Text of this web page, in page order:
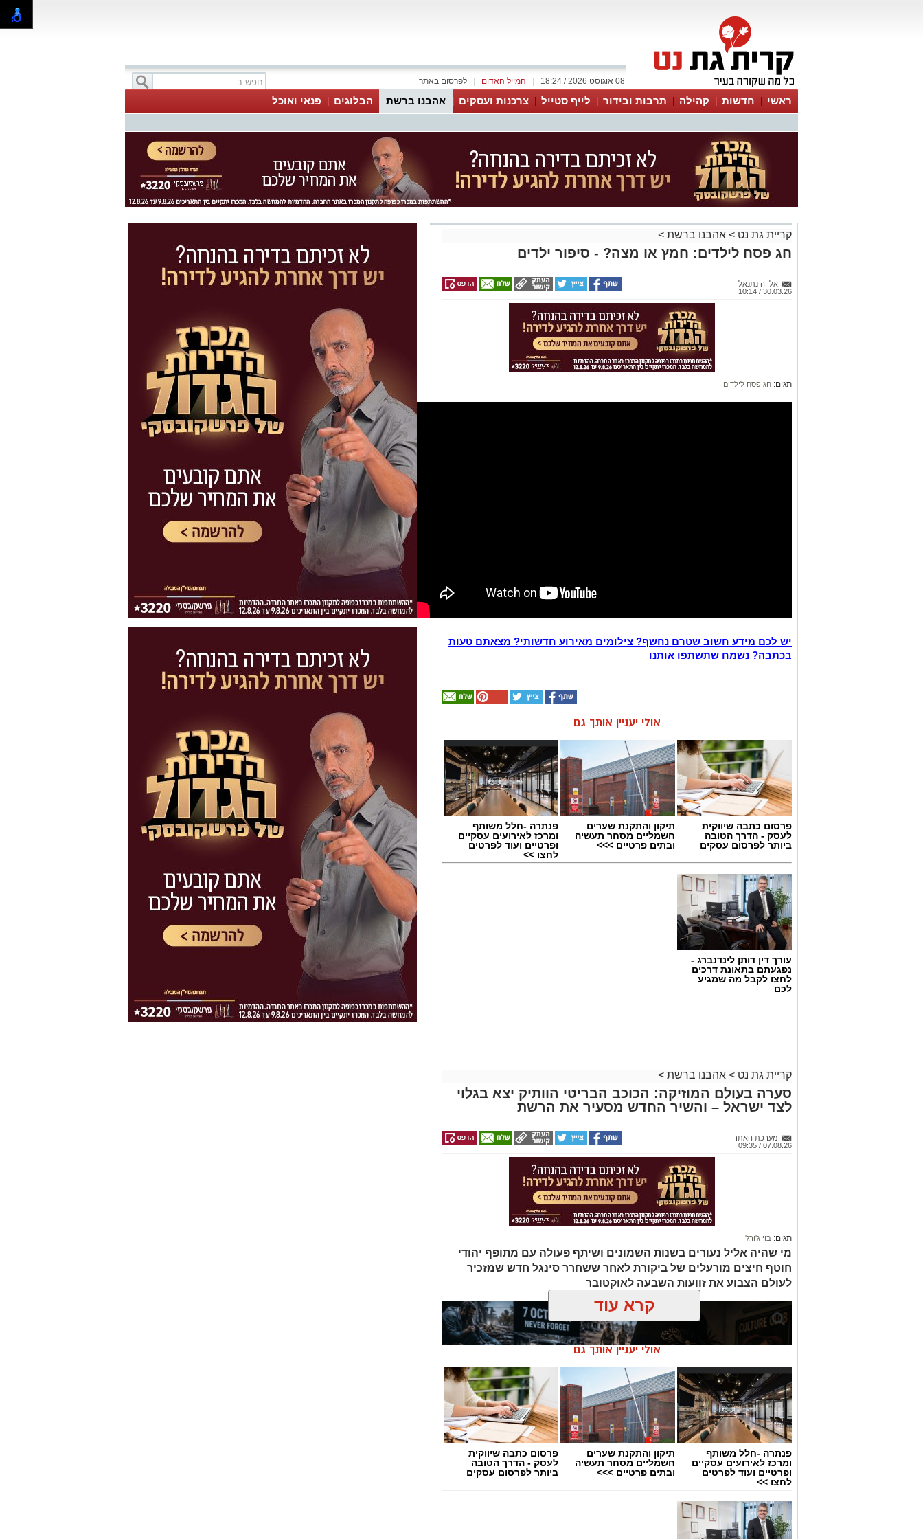
לפרסום באתר המייל האדום 08 אוגוסט 2026 / 18:24
ראשי חדשות קהילה תרבות ובידור לייף סטייל צרכנות ועסקים אהבנו ברשת הבלוגים פנאי ואוכל
קריית גת נט > אהבנו ברשת >
חג פסח לילדים: חמץ או מצה? - סיפור ילדים
אלדה נתנאל
30.03.26 / 10:14
תגים: חג פסח לילדים
יש לכם מידע חשוב שטרם נחשף? צילומים מאירוע חדשותי? מצאתם טעות
בכתבה? נשמח שתשתפו אותנו
אולי יעניין אותך גם
פרסום כתבה שיווקית
לעסק - הדרך הטובה
ביותר לפרסום עסקים
תיקון והתקנת שערים
חשמליים מסחר תעשיה
ובתים פרטיים >>>
פנתרה -חלל משותף
ומרכז לאירועים עסקיים
ופרטיים ועוד לפרטים
לחצו >>
עורך דין דותן לינדנברג -
נפגעתם בתאונת דרכים
לחצו לקבל מה שמגיע
לכם
קריית גת נט > אהבנו ברשת >
סערה בעולם המוזיקה: הכוכב הבריטי הוותיק יצא בגלוי
לצד ישראל – והשיר החדש מסעיר את הרשת
מערכת האתר
07.08.26 / 09:35
תגים: בוי ג'ורג'
מי שהיה אליל נעורים בשנות השמונים ושיתף פעולה עם מתופף יהודי
חוטף חיצים מורעלים של ביקורת לאחר ששחרר סינגל חדש שמזכיר
לעולם הצבוע את זוועות השבעה לאוקטובר
קרא עוד
אולי יעניין אותך גם
פנתרה -חלל משותף
ומרכז לאירועים עסקיים
ופרטיים ועוד לפרטים
לחצו >>
תיקון והתקנת שערים
חשמליים מסחר תעשיה
ובתים פרטיים >>>
פרסום כתבה שיווקית
לעסק - הדרך הטובה
ביותר לפרסום עסקים